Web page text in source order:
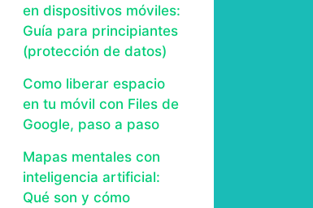
en dispositivos móviles:
Guía para principiantes
(protección de datos)
Como liberar espacio
en tu móvil con Files de
Google, paso a paso
Mapas mentales con
inteligencia artificial:
Qué son y cómo